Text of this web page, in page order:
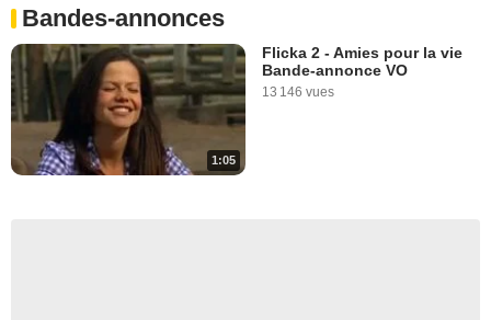
Bandes-annonces
1:05
Flicka 2 - Amies pour la vie
Bande-annonce VO
13 146 vues